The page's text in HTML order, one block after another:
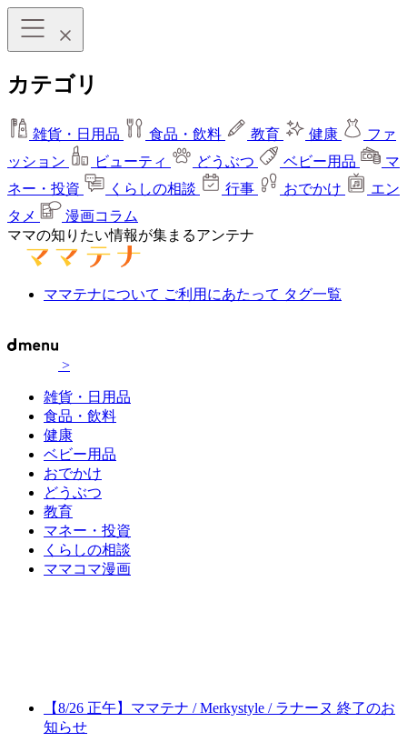
カテゴリ
雑貨・日用品 食品・飲料 教育 健康
ファ
ッション
ビューティ どうぶつ ベビー用品
マ
ネー・投資
くらしの相談 行事 おでかけ
エン
タメ
漫画コラム
ママの知りたい情報が集まるアンテナ
ママテナについて ご利用にあたって タグ一覧
>
雑貨・日用品
食品・飲料
健康
ベビー用品
おでかけ
どうぶつ
教育
マネー・投資
くらしの相談
ママコマ漫画
【8/26 正午】ママテナ / Merkystyle / ラナーヌ 終了のお
知らせ